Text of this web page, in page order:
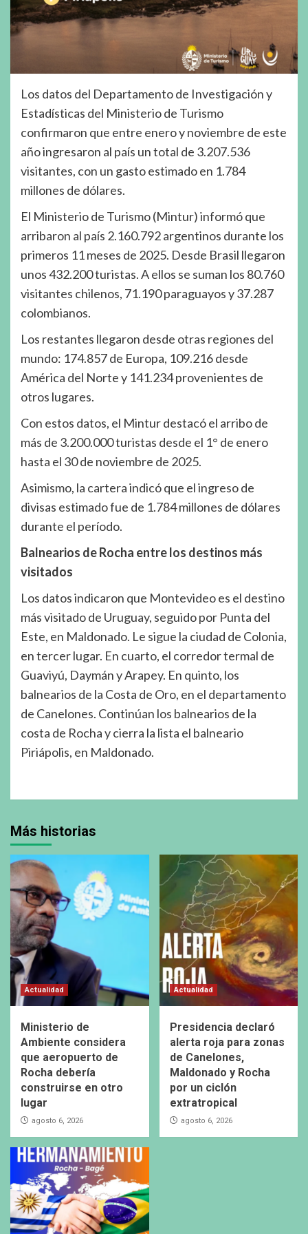
Los datos del Departamento de Investigación y
Estadísticas del Ministerio de Turismo
confirmaron que entre enero y noviembre de este
año ingresaron al país un total de 3.207.536
visitantes, con un gasto estimado en 1.784
millones de dólares.
El Ministerio de Turismo (Mintur) informó que
arribaron al país 2.160.792 argentinos durante los
primeros 11 meses de 2025. Desde Brasil llegaron
unos 432.200 turistas. A ellos se suman los 80.760
visitantes chilenos, 71.190 paraguayos y 37.287
colombianos.
Los restantes llegaron desde otras regiones del
mundo: 174.857 de Europa, 109.216 desde
América del Norte y 141.234 provenientes de
otros lugares.
Con estos datos, el Mintur destacó el arribo de
más de 3.200.000 turistas desde el 1° de enero
hasta el 30 de noviembre de 2025.
Asimismo, la cartera indicó que el ingreso de
divisas estimado fue de 1.784 millones de dólares
durante el período.
Balnearios de Rocha entre los destinos más
visitados
Los datos indicaron que Montevideo es el destino
más visitado de Uruguay, seguido por Punta del
Este, en Maldonado. Le sigue la ciudad de Colonia,
en tercer lugar. En cuarto, el corredor termal de
Guaviyú, Daymán y Arapey. En quinto, los
balnearios de la Costa de Oro, en el departamento
de Canelones. Continúan los balnearios de la
costa de Rocha y cierra la lista el balneario
Piriápolis, en Maldonado.
Más historias
Actualidad
Ministerio de
Ambiente considera
que aeropuerto de
Rocha debería
construirse en otro
lugar
agosto 6, 2026
Actualidad
Presidencia declaró
alerta roja para zonas
de Canelones,
Maldonado y Rocha
por un ciclón
extratropical
agosto 6, 2026